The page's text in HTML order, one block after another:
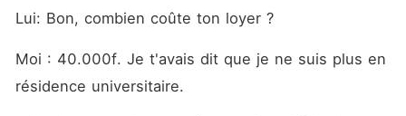
Lui: Bon, combien coûte ton loyer ?
Moi : 40.000f. Je t'avais dit que je ne suis plus en
résidence universitaire.